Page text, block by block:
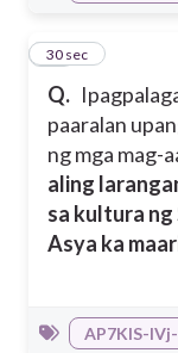
Q.
paaralan
ng mga mag-
aling
sa kultura
Asya ka
30
30 sec
AP7KIS-